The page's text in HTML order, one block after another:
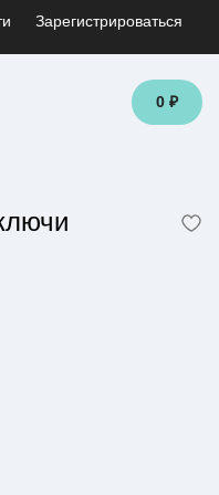
Зарегистрироваться
0 ₽